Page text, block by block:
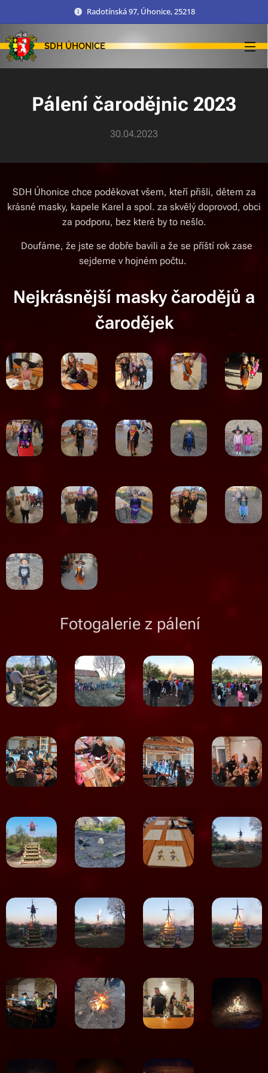
Radotínská 97, Úhonice, 25218
SDH ÚHONICE
Pálení čarodějnic 2023
30.04.2023
SDH Úhonice chce poděkovat všem, kteří přišli, dětem za
krásné masky, kapele Karel a spol. za skvělý doprovod, obci
za podporu, bez které by to nešlo.
Doufáme, že jste se dobře bavili a že se příští rok zase
sejdeme v hojném počtu.
Nejkrásnější masky čarodějů a
čarodějek
Fotogalerie z pálení